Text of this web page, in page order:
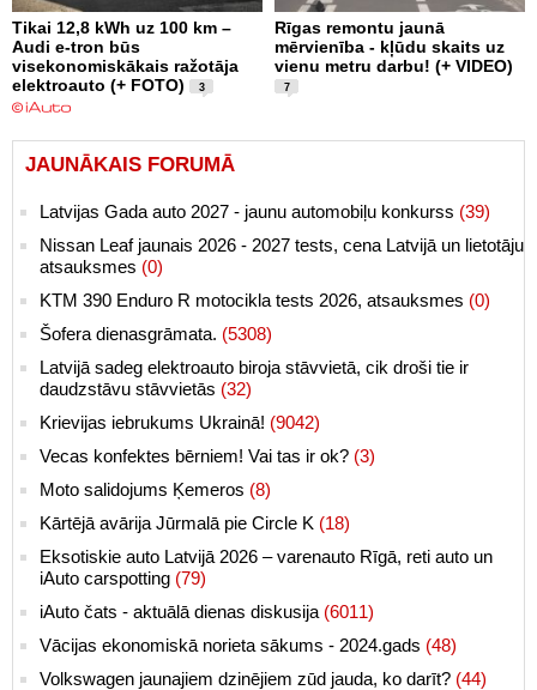
Tikai 12,8 kWh uz 100 km –
Audi e-tron būs
visekonomiskākais ražotāja
elektroauto (+ FOTO)
3
Rīgas remontu jaunā
mērvienība - kļūdu skaits uz
vienu metru darbu! (+ VIDEO)
7
JAUNĀKAIS FORUMĀ
Latvijas Gada auto 2027 - jaunu automobiļu konkurss (39)
Nissan Leaf jaunais 2026 - 2027 tests, cena Latvijā un lietotāju
atsauksmes (0)
KTM 390 Enduro R motocikla tests 2026, atsauksmes (0)
Šofera dienasgrāmata. (5308)
Latvijā sadeg elektroauto biroja stāvvietā, cik droši tie ir
daudzstāvu stāvvietās (32)
Krievijas iebrukums Ukrainā! (9042)
Vecas konfektes bērniem! Vai tas ir ok? (3)
Moto salidojums Ķemeros (8)
Kārtējā avārija Jūrmalā pie Circle K (18)
Eksotiskie auto Latvijā 2026 – varenauto Rīgā, reti auto un
iAuto carspotting (79)
iAuto čats - aktuālā dienas diskusija (6011)
Vācijas ekonomiskā norieta sākums - 2024.gads (48)
Volkswagen jaunajiem dzinējiem zūd jauda, ko darīt? (44)